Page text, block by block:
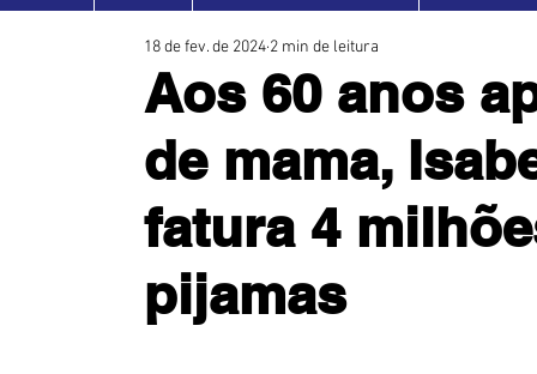
Aos 60 anos
de mama,
fatura 4
pijamas
18 de fev. de 2024 2 min de leitura